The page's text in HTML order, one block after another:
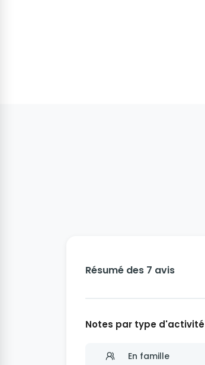
Résumé des 7 avis
Notes par type d'activité
En famille